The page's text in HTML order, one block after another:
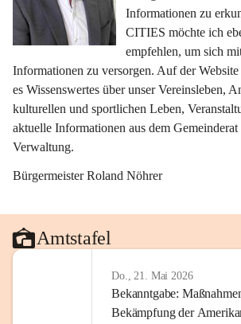
Informationen zu
CITIES möchte ich
empfehlen, um sich
Informationen zu versorgen. Auf der
es Wissenswertes über unser Vereinsleben,
kulturellen und sportlichen Leben,
aktuelle Informationen aus dem
Verwaltung.
Bürgermeister Roland Nöhrer
Amtstafel
Do., 21. Mai 2026
Bekanntgabe:
Bekämpfung der